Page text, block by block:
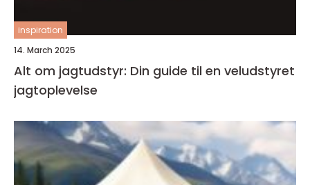
inspiration
14. March 2025
Alt om jagtudstyr: Din guide til en veludstyret
jagtoplevelse